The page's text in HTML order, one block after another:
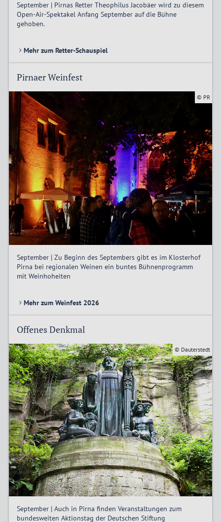
September | Pirnas Retter Theophilus Jacobäer wird zu diesem
Open-Air-Spektakel Anfang September auf die Bühne
gehoben.
Mehr zum Retter-Schauspiel
Pirnaer Weinfest
© PR
September | Zu Beginn des Septembers gibt es im Klosterhof
Pirna bei regionalen Weinen ein buntes Bühnenprogramm
mit Weinhoheiten
Mehr zum Weinfest 2026
Offenes Denkmal
© Dauterstedt
September | Auch in Pirna finden Veranstaltungen zum
bundesweiten Aktionstag der Deutschen Stiftung